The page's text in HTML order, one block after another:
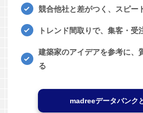
競合他社と差がつく、スピー
トレンド間取りで、集客・受
建築家のアイデアを参考に、
る
madreeデータバンク